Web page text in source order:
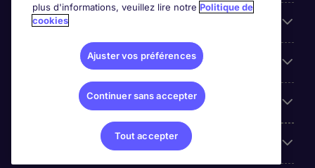
Contact
Les avis Google
Nos offres d'emploi
plus d'informations, veuillez lire notre Politique de
cookies
Ajuster vos préférences
Continuer sans accepter
Tout accepter